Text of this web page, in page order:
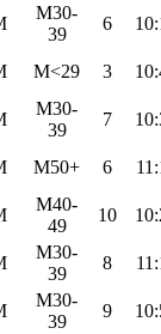
M30-
39
6
M<29 3
M30-
39
7
M50+ 6
M40-
49
10
M30-
39
8
M30-
39
9